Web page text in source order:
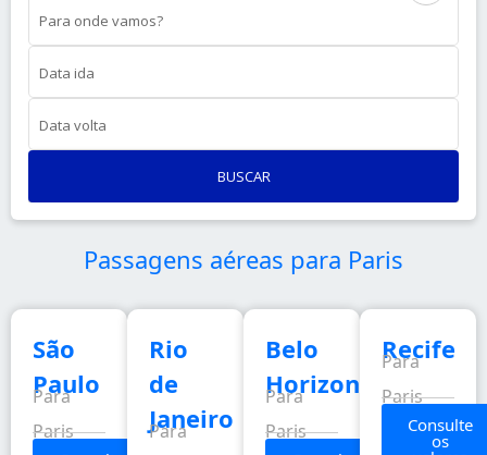
Para onde vamos?
Data ida
Data volta
BUSCAR
Passagens aéreas para Paris
São
Paulo
Para
Paris
Rio
de
Janeiro
Para
Belo
Horizonte
Para
Paris
Recife
Para
Paris
Consulte
os